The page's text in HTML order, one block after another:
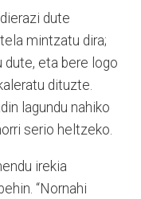
dute
mintzatu dira;
dute, eta bere logo
dituzte.
lagundu nahiko
serio heltzeko.
irekia
“Nornahi